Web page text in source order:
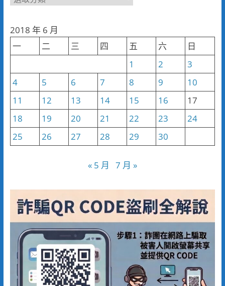
類
2018 年 6 月
一
二 三 四 五 六
日
1
2
3
4
5 6 7 8 9
10
11
12 13 14 15 16
17
18
19 20 21 22 23
24
25
26 27 28 29 30
« 5 月 7 月 »